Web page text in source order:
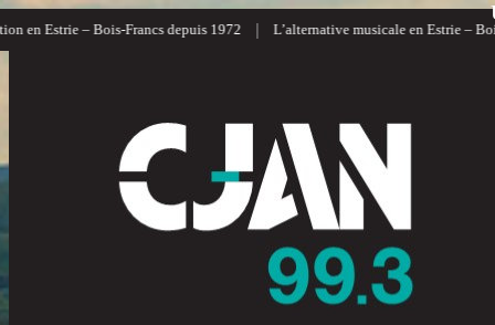
en Estrie – Bois-Francs depuis 1972 L’alternative musicale en Estrie –